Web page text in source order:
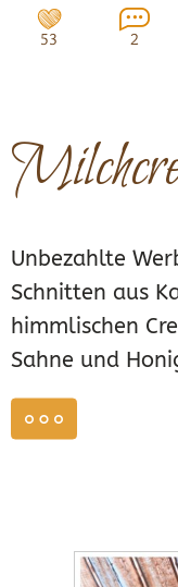
53 2
Unbezahlte
Schnitten aus
himmlischen
Sahne und